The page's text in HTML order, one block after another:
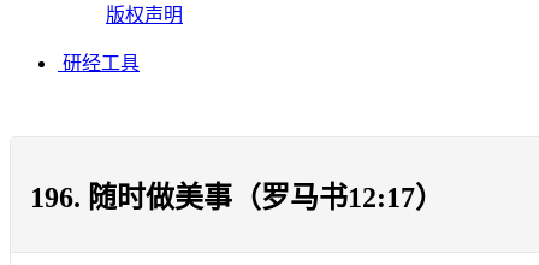
版权声明
研经工具
196. 随时做美事（罗马书12:17）